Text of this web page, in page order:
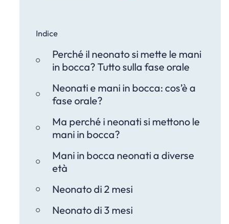
Indice
Perché il neonato si mette le mani
in bocca? Tutto sulla fase orale
Neonati e mani in bocca: cos’è a
fase orale?
Ma perché i neonati si mettono le
mani in bocca?
Mani in bocca neonati a diverse
età
Neonato di 2 mesi
Neonato di 3 mesi